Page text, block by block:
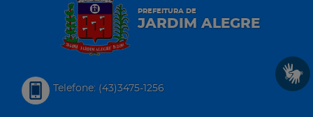
PREFEITURA DE
JARDIM ALEGRE
Telefone: (43)3475-1256